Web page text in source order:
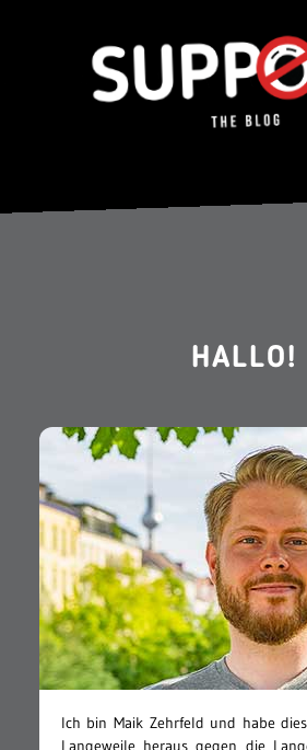
HALLO!
Ich bin Maik Zehrfeld und habe
Langeweile heraus gegen die